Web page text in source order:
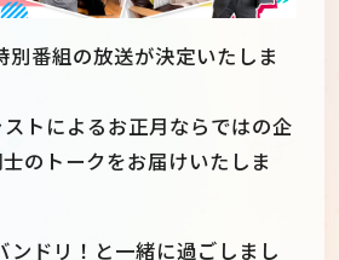
番組の放送が決定いたしま
トによるお正月ならではの企
のトークをお届けいたしま
ンドリ！と一緒に過ごしまし